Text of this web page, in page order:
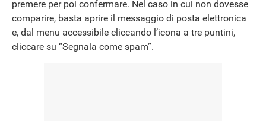
premere per poi confermare. Nel caso in cui non dovesse
comparire, basta aprire il messaggio di posta elettronica
e, dal menu accessibile cliccando l’icona a tre puntini,
cliccare su “Segnala come spam”.